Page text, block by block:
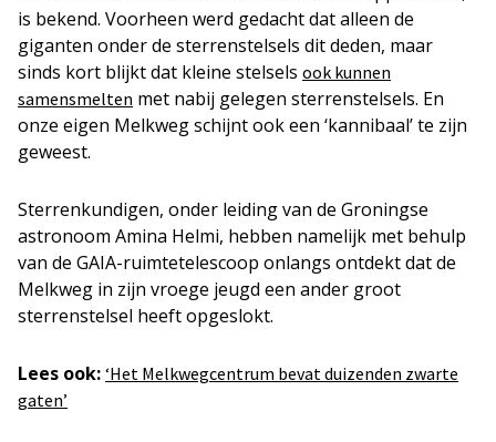
is bekend. Voorheen werd gedacht dat alleen de
giganten onder de sterrenstelsels dit deden, maar
sinds kort blijkt dat kleine stelsels ook kunnen
samensmelten met nabij gelegen sterrenstelsels. En
onze eigen Melkweg schijnt ook een ‘kannibaal’ te zijn
geweest.
Sterrenkundigen, onder leiding van de Groningse
astronoom Amina Helmi, hebben namelijk met behulp
van de GAIA-ruimtetelescoop onlangs ontdekt dat de
Melkweg in zijn vroege jeugd een ander groot
sterrenstelsel heeft opgeslokt.
Lees ook: ‘Het Melkwegcentrum bevat duizenden zwarte
gaten’